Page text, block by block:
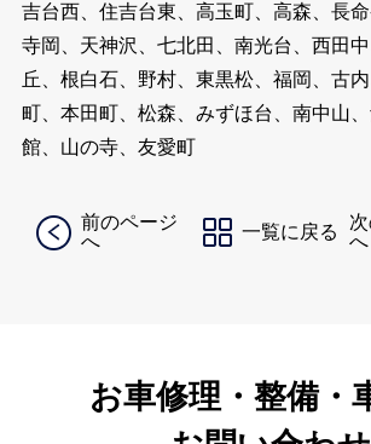
吉台西、住吉台東、高玉町、高森、長命
寺岡、天神沢、七北田、南光台、西田
丘、根白石、野村、東黒松、福岡、古
町、本田町、松森、みずほ台、南中山、
館、山の寺、友愛町
前のページ
へ
一覧に戻る
へ
お車修理・整備・